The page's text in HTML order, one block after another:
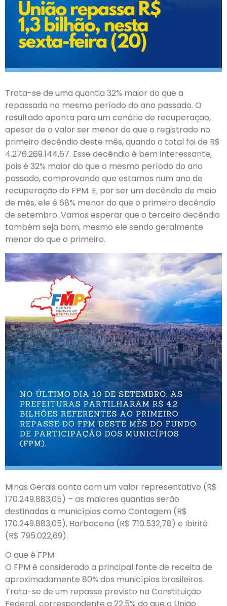
Trata-se de uma quantia 32% maior do que a
repassada no mesmo período do ano passado. O
resultado aponta para um cenário de recuperação,
apesar de o valor ser menor do que o registrado no
primeiro decêndio deste mês, quando o total foi de R$
4.276.269.144,67. Esse decêndio é bem interessante,
pois é 32% maior do que o mesmo período do ano
passado, comprovando que estamos num ano de
recuperação do FPM. E, por ser um decêndio de meio
de mês, ele é 68% menor do que o primeiro decêndio
de setembro. Vamos esperar que o terceiro decêndio
também seja bom, mesmo ele sendo geralmente
menor do que o primeiro.
Minas Gerais conta com um valor representativo (R$
170.249.883,05) – as maiores quantias serão
destinadas a municípios como Contagem (R$
170.249.883,05), Barbacena (R$ 710.532,78) e Ibirité
(R$ 795.022,69).
O que é FPM
O FPM é considerado a principal fonte de receita de
aproximadamente 80% dos municípios brasileiros.
Trata-se de um repasse previsto na Constituição